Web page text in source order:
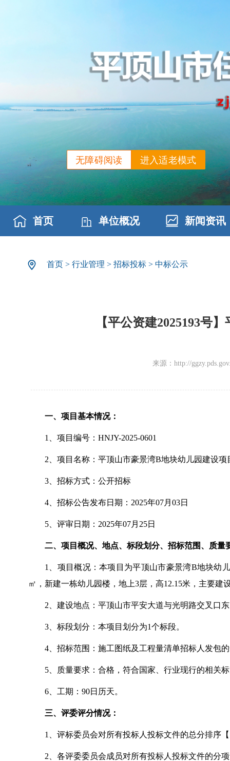
进入适老模式
无障碍阅读
首页 单位概况 新闻资讯
首页 > 行业管理 > 招标投标 > 中标公示
【平公资建2025193号
来源：http://
一、项目基本情况：
1、项目编号：HNJY-2025-0601
2、项目名称：平顶山市豪景湾B地块幼儿园建设项
3、招标方式：公开招标
4、招标公告发布日期：2025年07月03日
5、评审日期：2025年07月25日
二、项目概况、地点、标段划分、招标范围、质量
1、项目概况：本项目为平顶山市豪景湾B地块幼
㎡，新建一栋幼儿园楼，地上3层，高12.15米，主要
2、建设地点：平顶山市平安大道与光明路交叉口
3、标段划分：本项目划分为1个标段。
4、招标范围：施工图纸及工程量清单招标人发包
5、质量要求：合格，符合国家、行业现行的相关
6、工期：90日历天。
三、评委评分情况：
1、评标委员会对所有投标人投标文件的总分排序
2、各评委委员会成员对所有投标人投标文件的分